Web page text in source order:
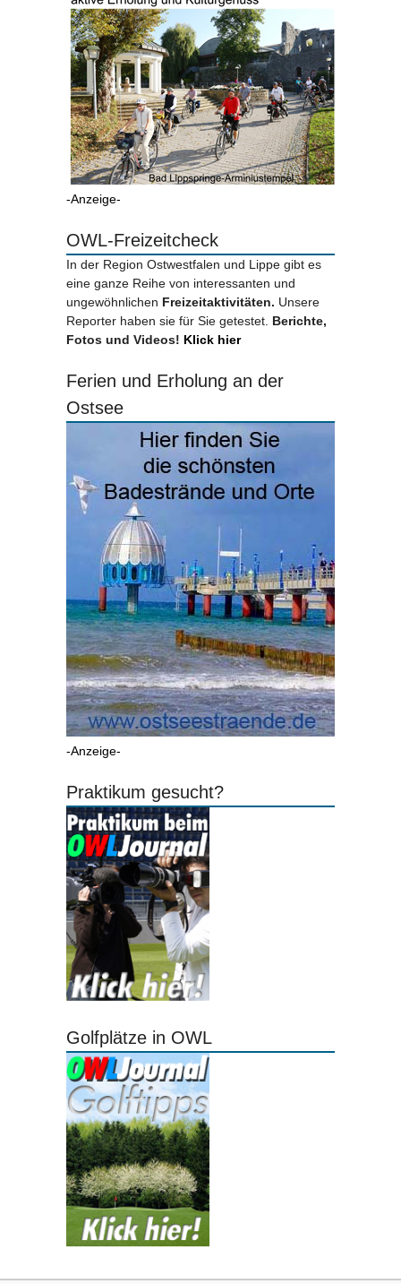
-Anzeige-
OWL-Freizeitcheck
In der Region Ostwestfalen und Lippe gibt es
eine ganze Reihe von interessanten und
ungewöhnlichen Freizeitaktivitäten. Unsere
Reporter haben sie für Sie getestet. Berichte,
Fotos und Videos! Klick hier
Ferien und Erholung an der
Ostsee
-Anzeige-
Praktikum gesucht?
Golfplätze in OWL